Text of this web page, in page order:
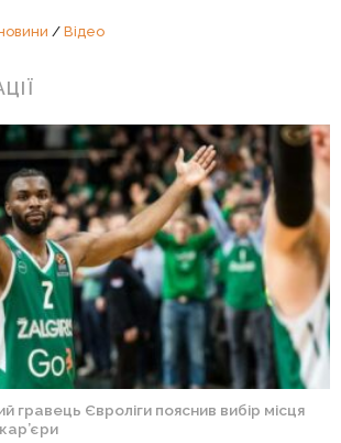
/ Відео
гравець Євроліги пояснив вибір місця